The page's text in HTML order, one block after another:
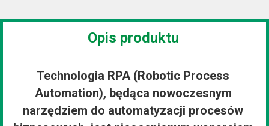
Opis produktu
Technologia RPA (Robotic Process
Automation), będąca nowoczesnym
narzędziem do automatyzacji procesów